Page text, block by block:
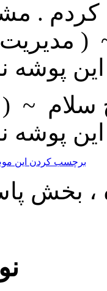
سلام
برچسب کردن این